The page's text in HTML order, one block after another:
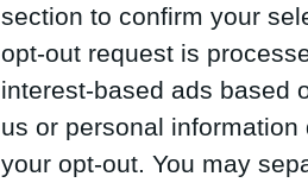
section to confirm your
opt-out request is
interest-based ads based
us or personal
your opt-out. You may